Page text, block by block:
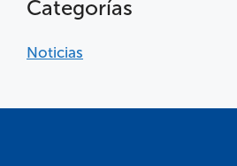
Categorías
Noticias